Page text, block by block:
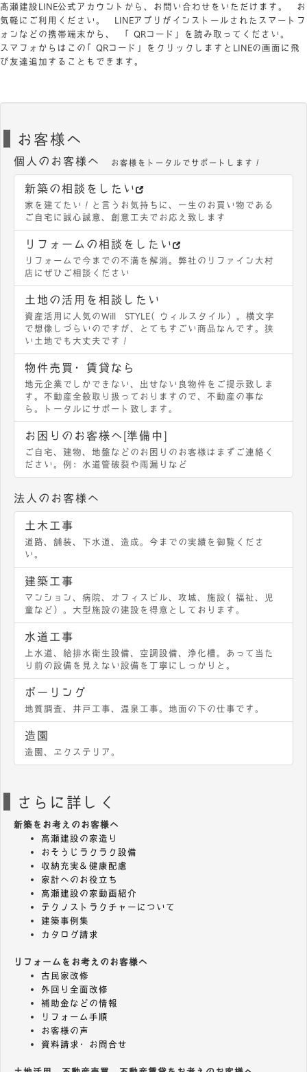
髙瀬建設LINE公式アカウントから、お問い合わせをいただけます。 お
気軽にご利用ください。 LINEアプリがインストールされたスマートフ
ォンなどの携帯端末から、 「QRコード」を読み取ってください。
スマフォからはこの「QRコード」をクリックしますとLINEの画面に飛
び友達追加することもできます。
お客様へ
個人のお客様へ お客様をトータルでサポートします！
新築の相談をしたい
家を建てたい！と言うお気持ちに、一生のお買い物である
ご自宅に誠心誠意、創意工夫でお応え致します
リフォームの相談をしたい
リフォームで今までの不満を解消。弊社のリファイン大村
店にぜひご相談ください
土地の活用を相談したい
資産活用に人気のWill STYLE（ウィルスタイル）。横文字
で想像しづらいのですが、とてもすごい商品なんです。狭
い土地でも大丈夫です！
物件売買・賃貸なら
地元企業でしかできない、出せない良物件をご提示致しま
す。不動産全般取り扱っておりますので、不動産の事な
ら。トータルにサポート致します。
お困りのお客様へ[準備中]
ご自宅、建物、地盤などのお困りのお客様はまずご連絡く
ださい。例：水道管破裂や雨漏りなど
法人のお客様へ
土木工事
道路、舗装、下水道、造成。今までの実績を御覧くださ
い。
建築工事
マンション、病院、オフィスビル、攻城、施設（福祉、児
童など）。大型施設の建設を得意としております。
水道工事
上水道、給排水衛生設備、空調設備、浄化槽。あって当た
り前の設備を見えない設備を丁寧にしっかりと。
ボーリング
地質調査、井戸工事、温泉工事。地面の下の仕事です。
造園
造園、エクステリア。
さらに詳しく
新築をお考えのお客様へ
高瀬建設の家造り
おそうじラクラク設備
収納充実＆健康配慮
家計へのお役立ち
高瀬建設の家動画紹介
テクノストラクチャーについて
建築事例集
カタログ請求
リフォームをお考えのお客様へ
古民家改修
外回り全面改修
補助金などの情報
リフォーム手順
お客様の声
資料請求・お問合せ